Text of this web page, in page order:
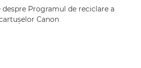
Programul de reciclare a
Canon